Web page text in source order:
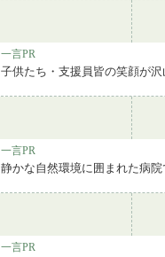
一言PR
子供たち・支援員皆の笑顔が沢
一言PR
静かな自然環境に囲まれた病院
一言PR